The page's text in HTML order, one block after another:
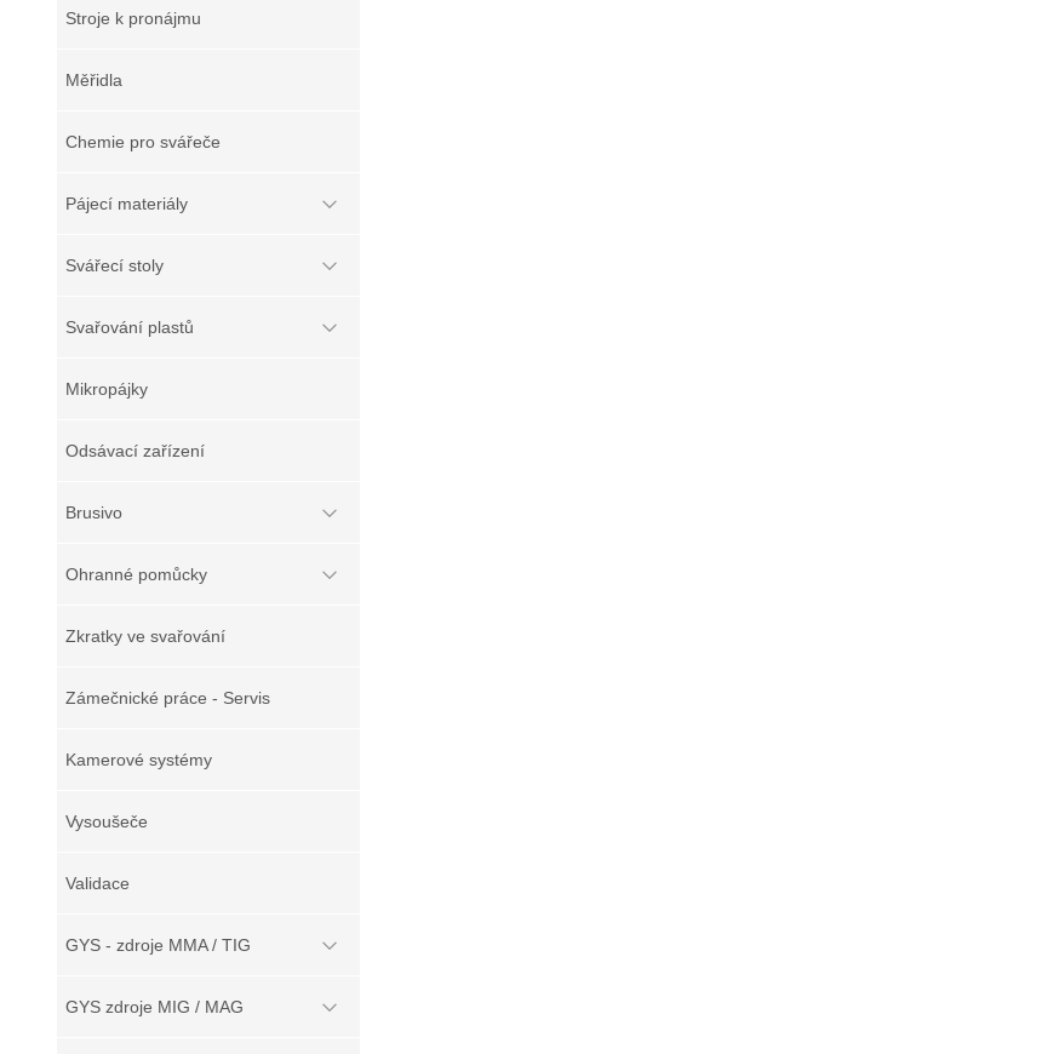
Stroje k pronájmu
Měřidla
Chemie pro svářeče
Pájecí materiály
Svářecí stoly
Svařování plastů
Mikropájky
Odsávací zařízení
Brusivo
Ohranné pomůcky
Zkratky ve svařování
Zámečnické práce - Servis
Kamerové systémy
Vysoušeče
Validace
GYS - zdroje MMA / TIG
GYS zdroje MIG / MAG